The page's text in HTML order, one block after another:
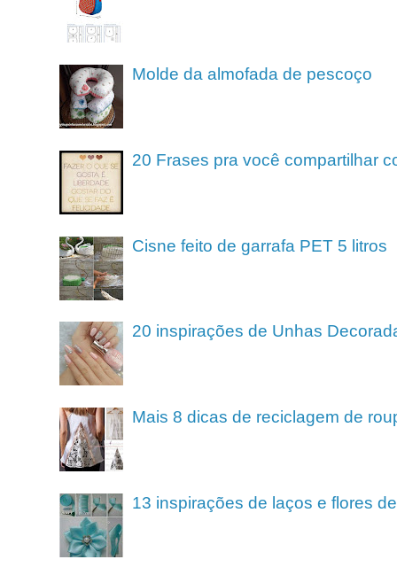
Molde da almofada de pescoço
20 Frases pra você compartilhar
Cisne feito de garrafa PET 5 litros
20 inspirações de Unhas
Mais 8 dicas de reciclagem de
13 inspirações de laços e flores